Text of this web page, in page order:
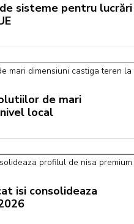
sisteme pentru lucrări
de mari
local
isi consolideaza